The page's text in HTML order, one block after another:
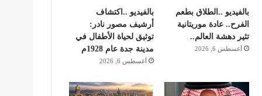
بالفيديو ..الطلاق بطعم
الفرح.. عادة موريتانية
تثير دهشة العالم..
أغسطس 6, 2026
بالفيديو ..اكتشاف
أرشيف مصور نادر:
توثيق لحياة الأطفال في
مدينة جدة عام 1928م
أغسطس 6, 2026